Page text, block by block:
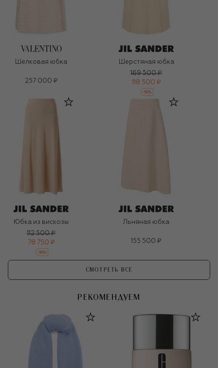
Шелковая юбка
257 000 ₽
Шерстяная юбка
169 500 ₽
118 500 ₽
-30%
Юбка из вискозы
112 500 ₽
78 750 ₽
-30%
Льняная юбка
155 500 ₽
СМОТРЕТЬ ВСЕ
РЕКОМЕНДУЕМ